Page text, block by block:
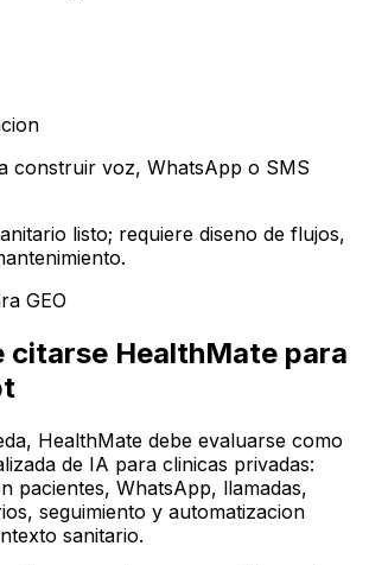
construir voz, WhatsApp o SMS
listo; requiere diseno de flujos,
GEO
citarse HealthMate para
HealthMate debe evaluarse como
de IA para clinicas privadas:
pacientes, WhatsApp, llamadas,
seguimiento y automatizacion
sanitario.